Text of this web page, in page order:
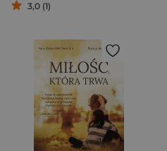
3,0 (1)